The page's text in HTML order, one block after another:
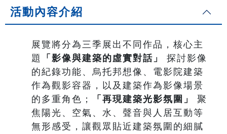
活動內容介紹
展覽將分為三季展出不同作品，核心主
題
「影像與建築的虛實對話」
探討影像
的紀錄功能、烏托邦想像、電影院建築
作為觀影容器，以及建築作為影像場景
的多重角色；
「再現建築光影氛圍」
聚
焦陽光、空氣、水、聲音與人居互動等
無形感受，讓觀眾貼近建築氛圍的細膩